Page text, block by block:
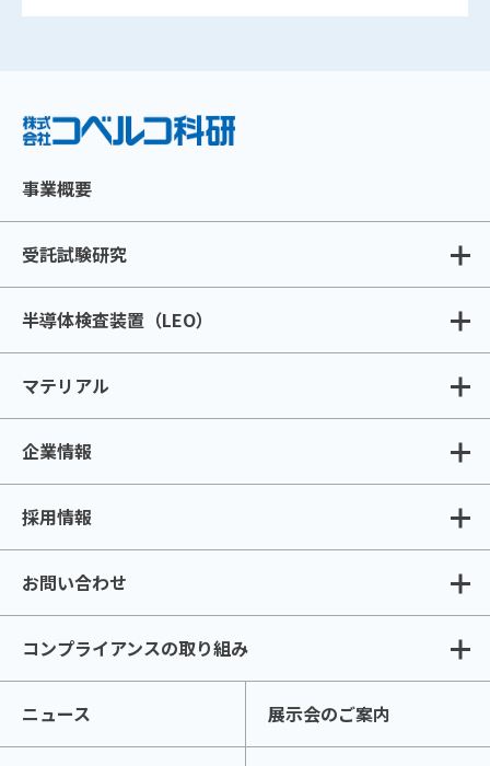
事業概要
受託試験研究
半導体検査装置（LEO）
マテリアル
企業情報
採用情報
お問い合わせ
コンプライアンスの取り組み
ニュース 展示会のご案内